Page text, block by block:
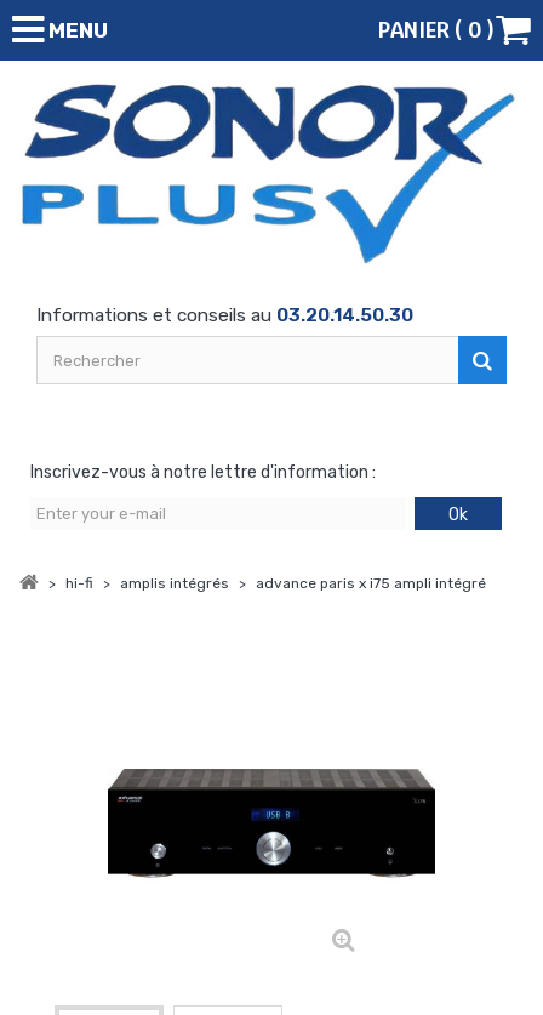
MENU PANIER ( 0 )
Informations et conseils au 03.20.14.50.30
Inscrivez-vous à notre lettre d'information :
Ok
> hi-fi > amplis intégrés > advance paris x i75 ampli intégré